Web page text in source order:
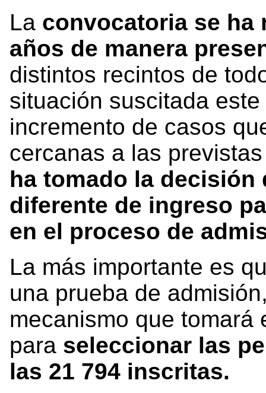
La convocatoria se ha
años de manera
distintos recintos de
situación suscitada
incremento de casos
cercanas a las
ha tomado la decisión
diferente de ingreso
en el proceso de
La más importante es
una prueba de
mecanismo que tomará
para seleccionar las
las 21 794 inscritas.